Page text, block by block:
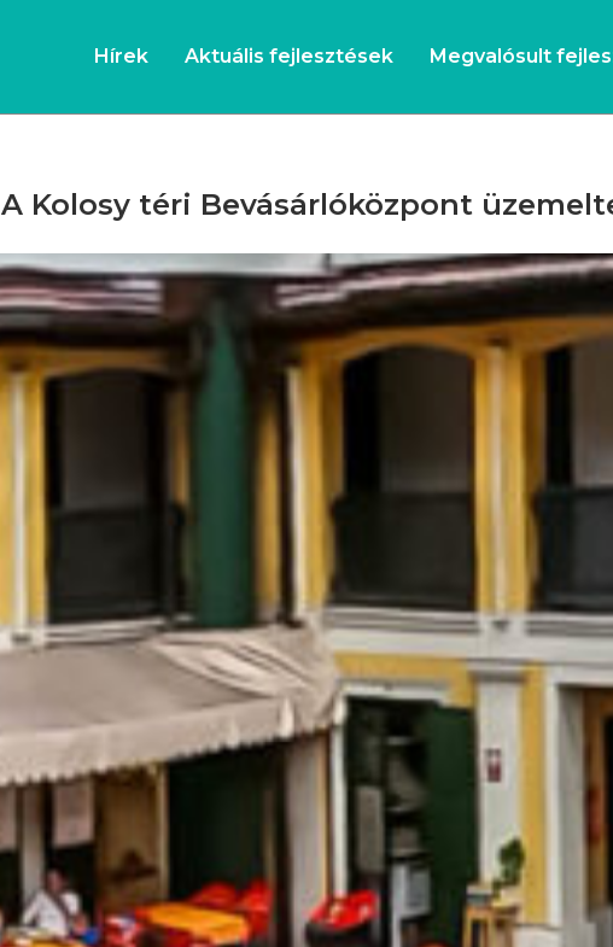
Hírek Aktuális fejlesztések Megvalósult
A Kolosy téri Bevásárlóközpont